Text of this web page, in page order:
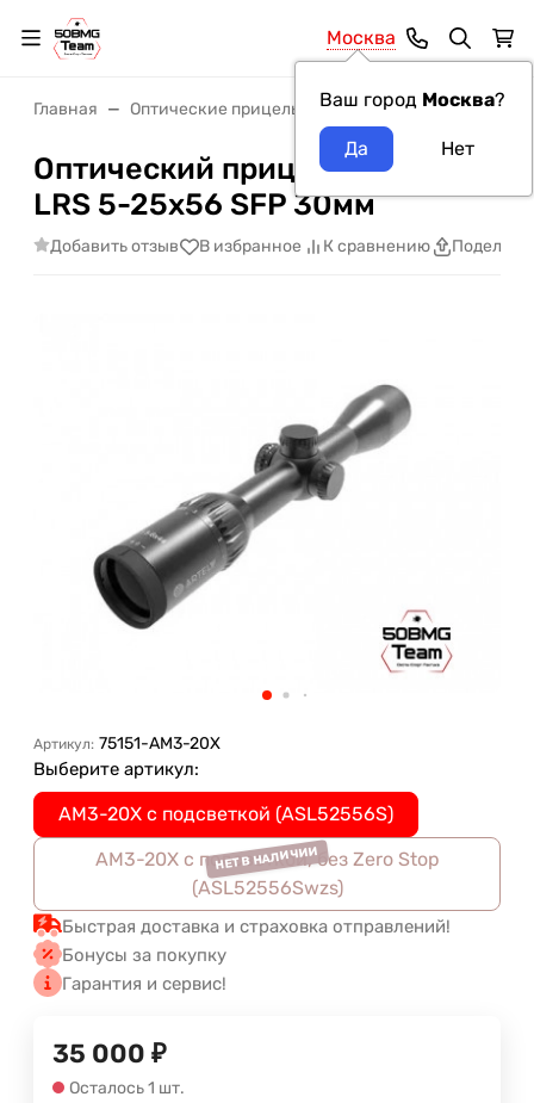
Москва
Ваш город Москва?
Главная Оптические прицелы Оптические прицелы
Оптический прицел ARTELV
LRS 5-25x56 SFP 30мм
Добавить отзыв В избранное К сравнению
Артикул: 75151-AM3-20X
Выберите артикул:
AM3-20X с подсветкой (ASL52556S)
AM3-20X с подсветкой, без Zero Stop
(ASL52556Swzs)
Быстрая доставка и страховка отправлений!
Бонусы за покупку
Гарантия и сервис!
35 000 ₽
Осталось 1 шт.